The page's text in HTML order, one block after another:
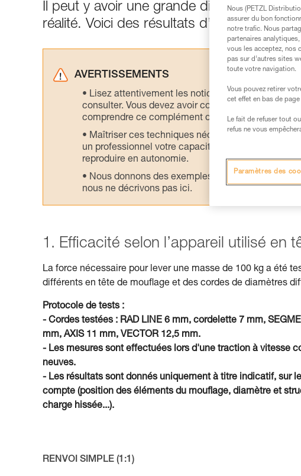
Il peut y avoir une grande différence entre
réalité. Voici des résultats d’essais
AVERTISSEMENTS
Lisez attentivement les notices techniques des
consulter. Vous devez avoir compris les
comprendre ce complément d’informations.
Maîtriser ces techniques nécessite une
un professionnel votre capacité à refaire la
reproduire en autonomie.
Nous donnons des exemples de techniques liées
nous ne décrivons pas ici.
1. Efficacité selon l’appareil utilisé en
La force nécessaire pour lever une masse de 100 kg a été
différents en tête de mouflage et des cordes de diamètres
Protocole de tests :
- Cordes testées : RAD LINE 6 mm, cordelette 7 mm,
mm, AXIS 11 mm, VECTOR 12,5 mm.
- Les mesures sont effectuées lors d'une traction à vitesse
neuves.
- Les résultats sont donnés uniquement à titre indicatif, sur
compte (position des éléments du mouflage, diamètre et
charge hissée...).
RENVOI SIMPLE (1:1)
Nous (PETZL
assurer du bon
notre trafic. Nous
partenaires
vous les acceptez, nos
pas sur d’autres sites
toute votre navigation.
Vous pouvez retirer
cet effet en bas de
Le fait de refuser tout
refus ne vous
Paramètres des